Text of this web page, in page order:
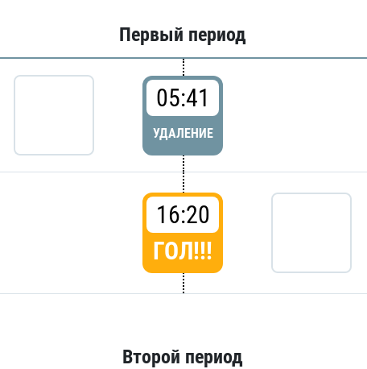
Первый период
05:41
УДАЛЕНИЕ
16:20
ГОЛ!!!
Второй период